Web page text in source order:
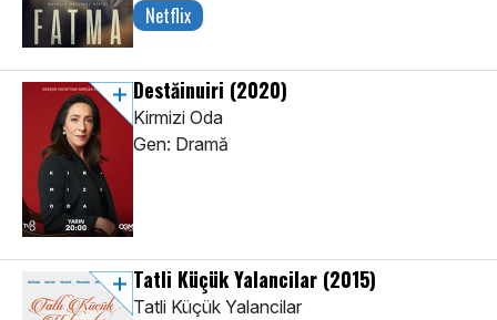
Netflix
Destăinuiri (2020)
Kirmizi Oda
Gen: Dramă
Tatli Küçük Yalancilar (2015)
Tatli Küçük Yalancilar